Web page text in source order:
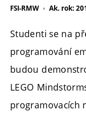
FSI-RMW Ak. rok:
Studenti se na
programování
budou
LEGO
programovacích